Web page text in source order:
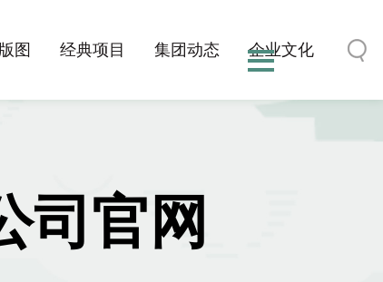
图 经典项目 集团动态 企业文化
司官网